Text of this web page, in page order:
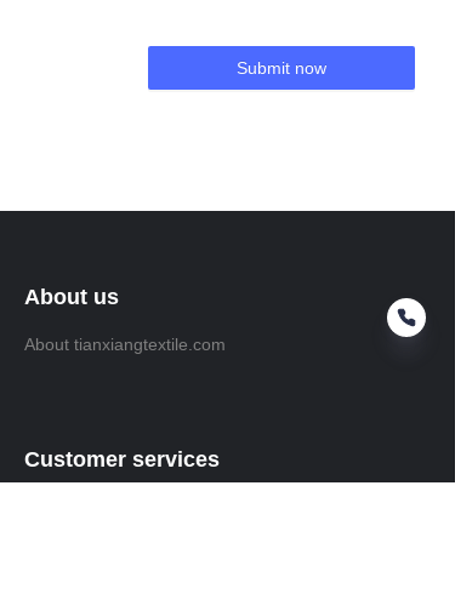
Submit now
About us
About tianxiangtextile.com
Customer services